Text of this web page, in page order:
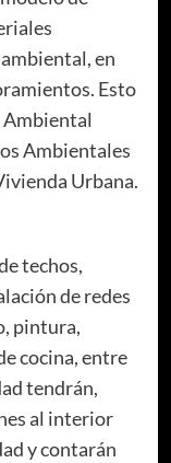
en
Esto
Ambiental
Ambientales
Urbana.
techos,
de redes
pintura,
cocina, entre
tendrán,
al interior
y contarán